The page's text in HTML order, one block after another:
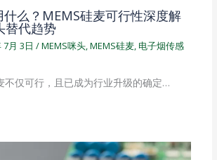
什么？MEMS硅麦可行性深度解
代趋势
7月 3日 /MEMS咪头, MEMS硅麦, 电子烟传感
不仅可行，且已成为行业升级的确定…